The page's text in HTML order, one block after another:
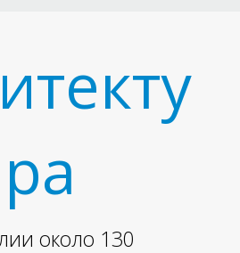
ра
около 130